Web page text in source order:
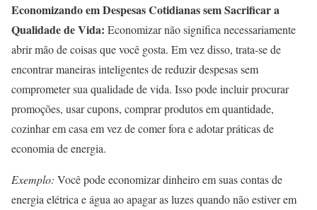
Economizando em Despesas Cotidianas sem Sacrificar a
Qualidade de Vida: Economizar não significa necessariamente
abrir mão de coisas que você gosta. Em vez disso, trata-se de
encontrar maneiras inteligentes de reduzir despesas sem
comprometer sua qualidade de vida. Isso pode incluir procurar
promoções, usar cupons, comprar produtos em quantidade,
cozinhar em casa em vez de comer fora e adotar práticas de
economia de energia.
Exemplo: Você pode economizar dinheiro em suas contas de
energia elétrica e água ao apagar as luzes quando não estiver em